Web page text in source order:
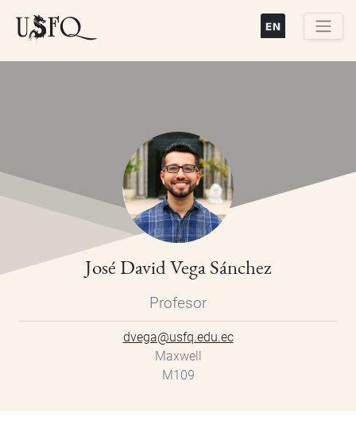
José David Vega Sánchez
Profesor
dvega@usfq.edu.ec
Maxwell
M109